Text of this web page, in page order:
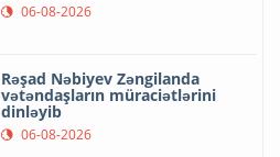
06-08-2026
Rəşad Nəbiyev Zəngilanda
vətəndaşların müraciətlərini
dinləyib
06-08-2026